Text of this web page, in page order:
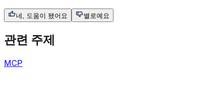
네, 도움이 됐어요 별로예요
관련 주제
MCP